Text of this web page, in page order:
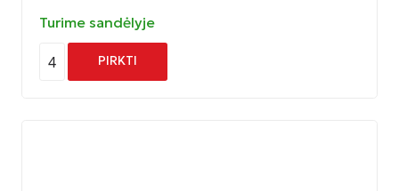
Turime sandėlyje
4 PIRKTI